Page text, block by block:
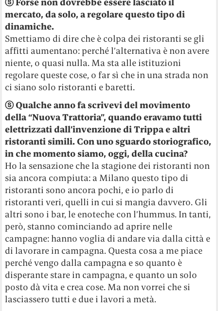
ⓢ Forse non dovrebbe essere lasciato il
mercato, da solo, a regolare questo tipo di
dinamiche.
Smettiamo di dire che è colpa dei ristoranti se gli
affitti aumentano: perché l’alternativa è non avere
niente, o quasi nulla. Ma sta alle istituzioni
regolare queste cose, o far sì che in una strada non
ci siano solo ristoranti e baretti.
ⓢ Qualche anno fa scrivevi del movimento
della “Nuova Trattoria”, quando eravamo tutti
elettrizzati dall’invenzione di Trippa e altri
ristoranti simili. Con uno sguardo storiografico,
in che momento siamo, oggi, della cucina?
Ho la sensazione che la stagione dei ristoranti non
sia ancora compiuta: a Milano questo tipo di
ristoranti sono ancora pochi, e io parlo di
ristoranti veri, quelli in cui si mangia davvero. Gli
altri sono i bar, le enoteche con l’hummus. In tanti,
però, stanno cominciando ad aprire nelle
campagne: hanno voglia di andare via dalla città e
di lavorare in campagna. Questa cosa a me piace
perché vengo dalla campagna e so quanto è
disperante stare in campagna, e quanto un solo
posto dà vita e crea cose. Ma non vorrei che si
lasciassero tutti e due i lavori a metà.